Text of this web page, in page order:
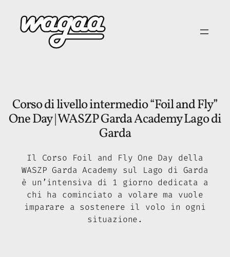
contenuto
Corso di livello intermedio “Foil and Fly”
One Day | WASZP Garda Academy Lago di
Garda
Il Corso Foil and Fly One Day della
WASZP Garda Academy sul Lago di Garda
è un’intensiva di 1 giorno dedicata a
chi ha cominciato a volare ma vuole
imparare a sostenere il volo in ogni
situazione.